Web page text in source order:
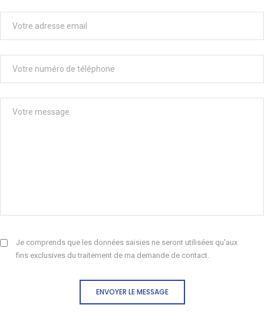
Je comprends que les données saisies ne seront utilisées qu'aux
fins exclusives du traitement de ma demande de contact.
ENVOYER LE MESSAGE